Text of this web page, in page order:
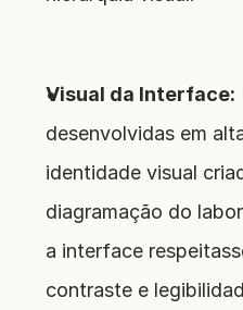
Visual da Interface:
desenvolvidas em
identidade visual
diagramação do
a interface
contraste e